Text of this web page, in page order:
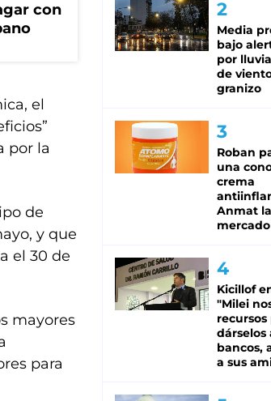
con
el
por la
de
y que
el 30 de
mayores
para
Media
bajo
por
de
granizo
Roban
una
crema
Anmat
mercado
Kicillof
"Milei
recursos
dárselos
bancos,
a sus